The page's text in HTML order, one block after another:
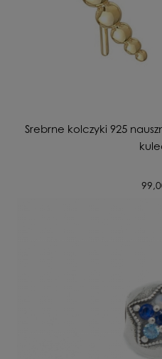
Srebrne kolczyki 925